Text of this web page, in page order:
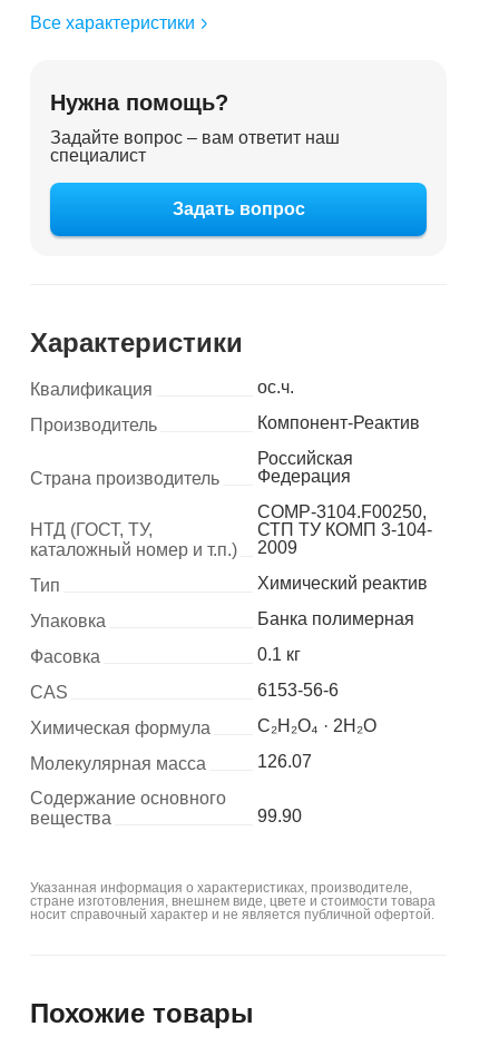
Все характеристики
Нужна помощь?
Задайте вопрос – вам ответит наш
специалист
Задать вопрос
Характеристики
Квалификация
ос.ч.
Производитель
Компонент-Реактив
Страна производитель
Российская
Федерация
НТД (ГОСТ, ТУ,
каталожный номер и т.п.)
COMP-3104.F00250,
СТП ТУ КОМП 3-104-
2009
Тип
Химический реактив
Упаковка
Банка полимерная
Фасовка
0.1 кг
CAS
6153-56-6
Химическая формула
C₂H₂O₄ · 2H₂O
Молекулярная масса
126.07
Содержание основного
вещества
99.90
Указанная информация о характеристиках, производителе,
стране изготовления, внешнем виде, цвете и стоимости товара
носит справочный характер и не является публичной офертой.
Похожие товары